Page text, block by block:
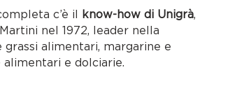
c’è il know-how di Unigrà,
nel 1972, leader nella
alimentari, margarine e
e dolciarie.